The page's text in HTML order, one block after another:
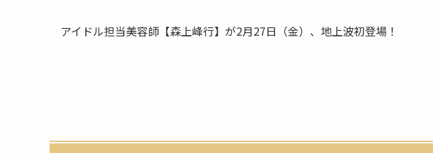
アイドル担当美容師【森上峰行】が2月27日（金）、地上波初登場！